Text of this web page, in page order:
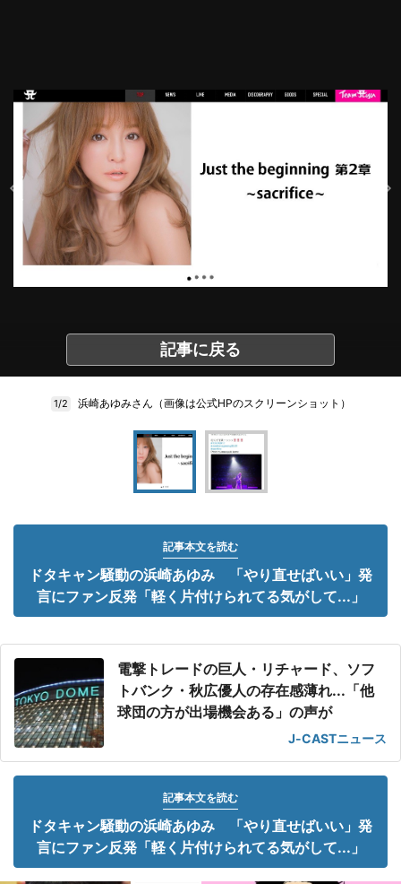
記事に戻る
1/2 浜崎あゆみさん（画像は公式HPのスクリーンショット）
記事本文を読む
ドタキャン騒動の浜崎あゆみ 「やり直せばいい」発
言にファン反発「軽く片付けられてる気がして...」
電撃トレードの巨人・リチャード、ソフ
トバンク・秋広優人の存在感薄れ...「他
球団の方が出場機会ある」の声が
J-CASTニュース
記事本文を読む
ドタキャン騒動の浜崎あゆみ 「やり直せばいい」発
言にファン反発「軽く片付けられてる気がして...」